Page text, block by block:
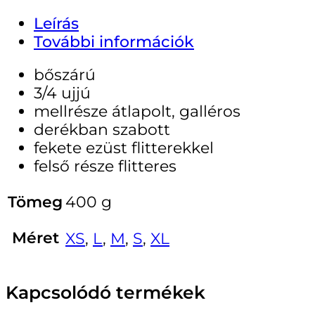
Leírás
További információk
bőszárú
3/4 ujjú
mellrésze átlapolt, galléros
derékban szabott
fekete ezüst flitterekkel
felső része flitteres
Tömeg400 g
Méret XS, L, M, S, XL
Kapcsolódó termékek